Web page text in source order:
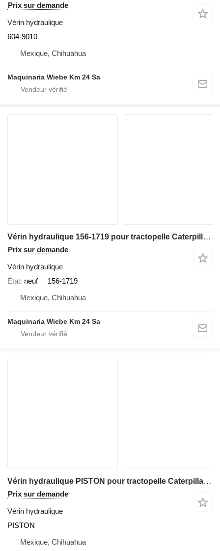
Prix sur demande
Vérin hydraulique
604-9010
Mexique, Chihuahua
Maquinaria Wiebe Km 24 Sa
Vérin hydraulique 156-1719 pour tractopelle Caterpillar 416C,312B,TH103
Prix sur demande
Vérin hydraulique
État neuf
156-1719
Mexique, Chihuahua
Maquinaria Wiebe Km 24 Sa
Vérin hydraulique PISTON pour tractopelle Caterpillar 446D
Prix sur demande
Vérin hydraulique
PISTON
Mexique, Chihuahua